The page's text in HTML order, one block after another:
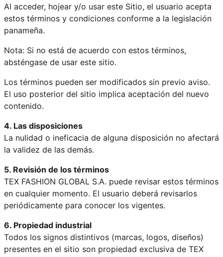
Al acceder, hojear y/o usar este Sitio, el usuario acepta
estos términos y condiciones conforme a la legislación
panameña.
Nota: Si no está de acuerdo con estos términos,
absténgase de usar este sitio.
Los términos pueden ser modificados sin previo aviso.
El uso posterior del sitio implica aceptación del nuevo
contenido.
4. Las disposiciones
La nulidad o ineficacia de alguna disposición no afectará
la validez de las demás.
5. Revisión de los términos
TEX FASHION GLOBAL S.A. puede revisar estos términos
en cualquier momento. El usuario deberá revisarlos
periódicamente para conocer los vigentes.
6. Propiedad industrial
Todos los signos distintivos (marcas, logos, diseños)
presentes en el sitio son propiedad exclusiva de TEX